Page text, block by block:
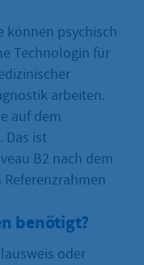
können psychisch
Technologin für
arbeiten.
auf dem
Das ist
B2 nach dem
benötigt?
oder